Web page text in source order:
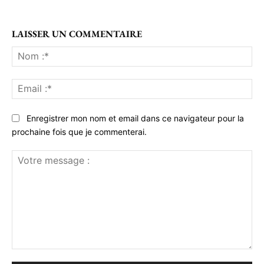
LAISSER UN COMMENTAIRE
:*
:*
Enregistrer mon nom et email dans ce navigateur pour la
prochaine fois que je commenterai.